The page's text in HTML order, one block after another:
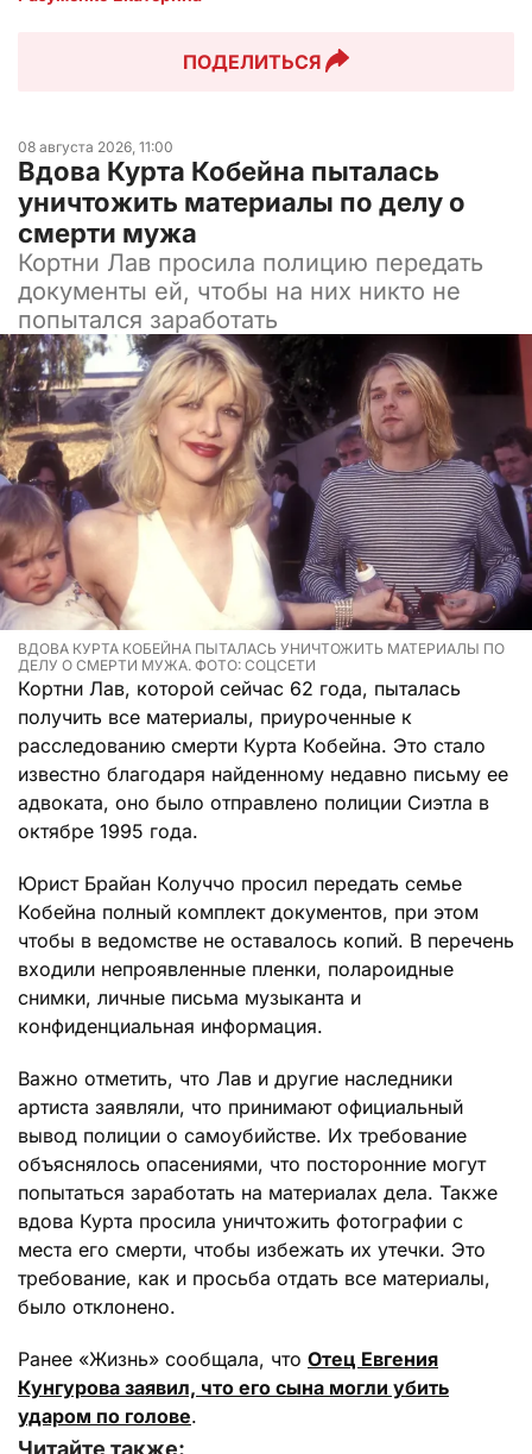
ПОДЕЛИТЬСЯ
08 августа 2026, 11:00
Вдова Курта Кобейна пыталась
уничтожить материалы по делу о
смерти мужа
Кортни Лав просила полицию передать
документы ей, чтобы на них никто не
попытался заработать
ВДОВА КУРТА КОБЕЙНА ПЫТАЛАСЬ УНИЧТОЖИТЬ МАТЕРИАЛЫ ПО
ДЕЛУ О СМЕРТИ МУЖА. ФОТО: СОЦСЕТИ
Кортни Лав, которой сейчас 62 года, пыталась
получить все материалы, приуроченные к
расследованию смерти Курта Кобейна. Это стало
известно благодаря найденному недавно письму ее
адвоката, оно было отправлено полиции Сиэтла в
октябре 1995 года.
Юрист Брайан Колуччо просил передать семье
Кобейна полный комплект документов, при этом
чтобы в ведомстве не оставалось копий. В перечень
входили непроявленные пленки, полароидные
снимки, личные письма музыканта и
конфиденциальная информация.
Важно отметить, что Лав и другие наследники
артиста заявляли, что принимают официальный
вывод полиции о самоубийстве. Их требование
объяснялось опасениями, что посторонние могут
попытаться заработать на материалах дела. Также
вдова Курта просила уничтожить фотографии с
места его смерти, чтобы избежать их утечки. Это
требование, как и просьба отдать все материалы,
было отклонено.
Ранее «Жизнь» сообщала, что Отец Евгения
Кунгурова заявил, что его сына могли убить
ударом по голове.